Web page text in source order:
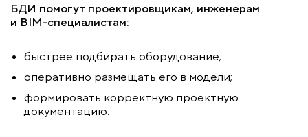
БДИ помогут проектировщикам, инженерам
и BIM-специалистам:
быстрее подбирать оборудование;
оперативно размещать его в модели;
формировать корректную проектную
документацию.